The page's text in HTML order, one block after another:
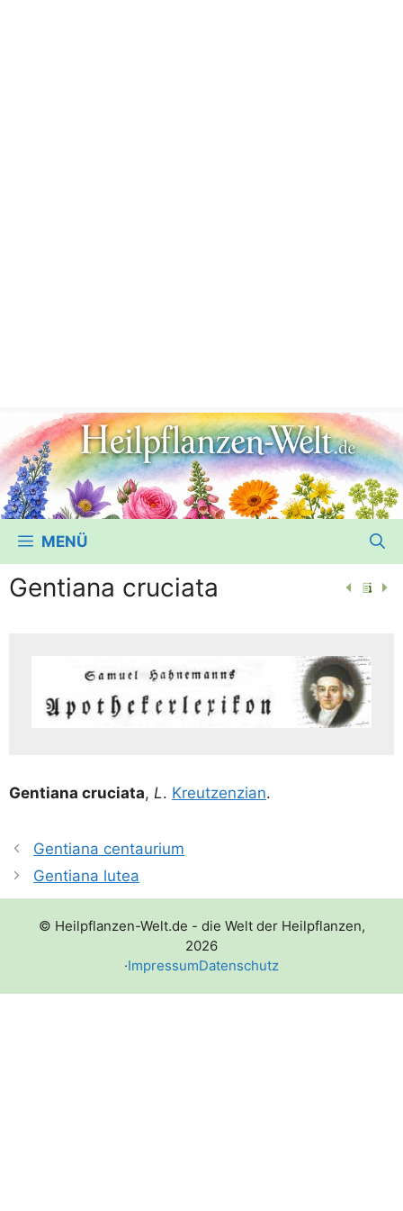
MENÜ
Gentiana cruciata
Gen­ti­a­na cru­cia­ta, L. Kreut­zen­zi­an.
Gentiana centaurium
Gentiana lutea
© Heilpflanzen-Welt.de - die Welt der Heilpflanzen,
2026
·ImpressumDatenschutz